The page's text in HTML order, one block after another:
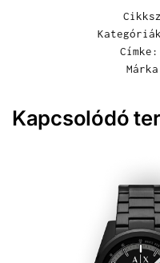
Címke:
Kapcsolódó